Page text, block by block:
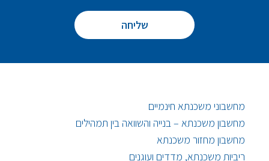
מחשבוני משכנתא חינמיים
מחשבון משכנתא – בנייה והשוואה בין תמהילים
מחשבון מחזור משכנתא
ריביות משכנתא, מדדים ועוגנים